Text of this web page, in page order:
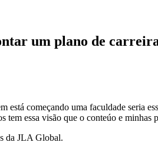
um plano de carreira
está começando uma faculdade seria
tem essa visão que o conteúo e minhas
da JLA Global.